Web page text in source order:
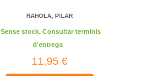
RAHOLA, PILAR
Sense stock. Consultar terminis
d'entrega
11,95 €